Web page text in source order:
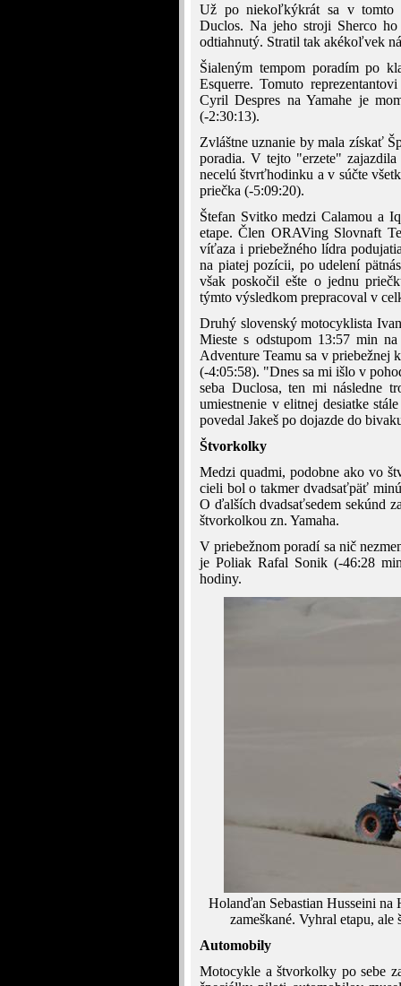
Už po niekoľkýkrát sa v tomto
Duclos. Na jeho stroji Sherco
odtiahnutý. Stratil tak akékoľvek
Šialeným tempom poradím po
Esquerre. Tomuto
Cyril Despres na Yamahe je
(-2:30:13).
Zvláštne uznanie by mala získať
poradia. V tejto "erzete"
necelú štvrťhodinku a v súčte
priečka (-5:09:20).
Štefan Svitko medzi Calamou a
etape. Člen ORAVing Slovnaft
víťaza i priebežného lídra
na piatej pozícii, po udelení
však poskočil ešte o jednu
týmto výsledkom prepracoval v
Druhý slovenský motocyklista
Mieste s odstupom 13:57 min
Adventure Teamu sa v priebežnej
(-4:05:58). "Dnes sa mi išlo v
seba Duclosa, ten mi následne
umiestnenie v elitnej desiatke
povedal Jakeš po dojazde do
Štvorkolky
Medzi quadmi, podobne ako vo
cieli bol o takmer dvadsaťpäť
O ďalších dvadsaťsedem sekúnd
štvorkolkou zn. Yamaha.
V priebežnom poradí sa nič
je Poliak Rafal Sonik (-46:28
hodiny.
Holanďan Sebastian Husseini
zameškané. Vyhral etapu,
Automobily
Motocykle a štvorkolky po sebe